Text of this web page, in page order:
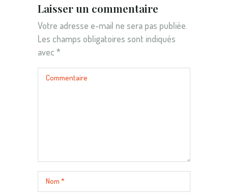
Laisser un commentaire
Votre adresse e-mail ne sera pas publiée.
Les champs obligatoires sont indiqués
avec*